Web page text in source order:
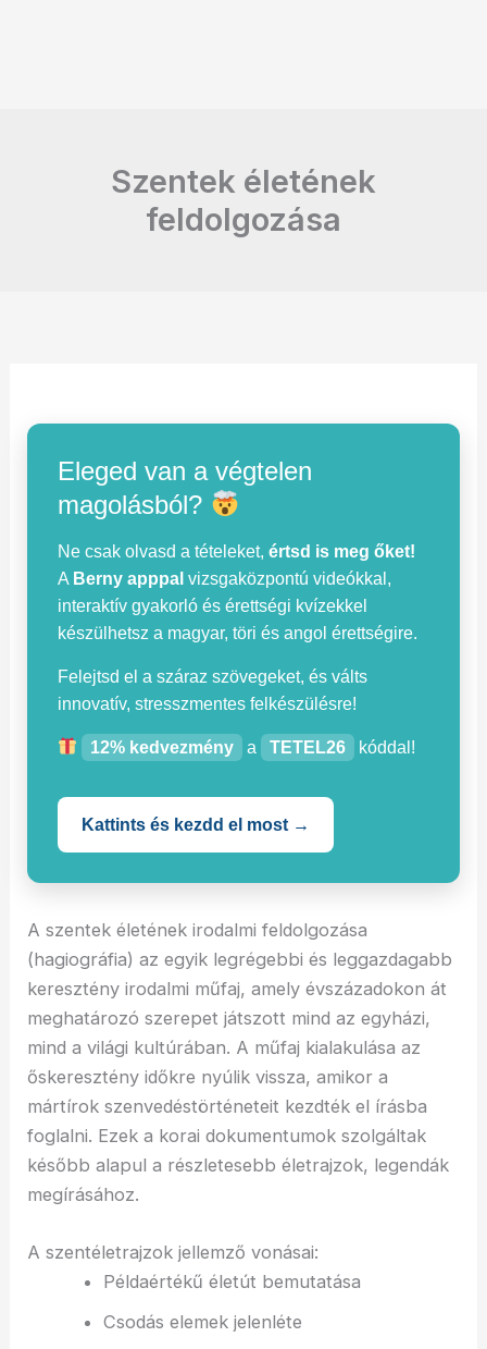
Szentek életének
feldolgozása
Eleged van a végtelen
magolásból?
Ne csak olvasd a tételeket,értsd is meg őket!
A Berny apppal vizsgaközpontú videókkal,
interaktív gyakorló és érettségi kvízekkel
készülhetsz a magyar, töri és angol érettségire.
Felejtsd el a száraz szövegeket, és válts
innovatív, stresszmentes felkészülésre!
12% kedvezmény a TETEL26 kóddal!
Kattints és kezdd el most →
A szentek életének irodalmi feldolgozása
(hagiográfia) az egyik legrégebbi és leggazdagabb
keresztény irodalmi műfaj, amely évszázadokon át
meghatározó szerepet játszott mind az egyházi,
mind a világi kultúrában. A műfaj kialakulása az
őskeresztény időkre nyúlik vissza, amikor a
mártírok szenvedéstörténeteit kezdték el írásba
foglalni. Ezek a korai dokumentumok szolgáltak
később alapul a részletesebb életrajzok, legendák
megírásához.
A szentéletrajzok jellemző vonásai:
Példaértékű életút bemutatása
Csodás elemek jelenléte